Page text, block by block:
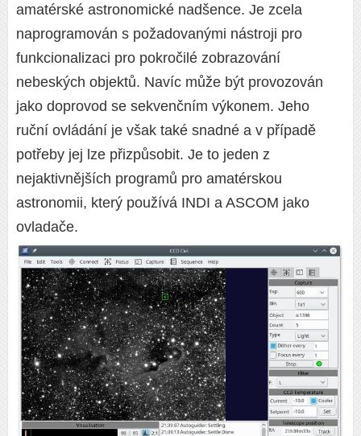
amatérské astronomické nadšence. Je zcela
naprogramován s požadovanými nástroji pro
funkcionalizaci pro pokročilé zobrazování
nebeských objektů. Navíc může být provozován
jako doprovod se sekvenčním výkonem. Jeho
ruční ovládání je však také snadné a v případě
potřeby jej lze přizpůsobit. Je to jeden z
nejaktivnějších programů pro amatérskou
astronomii, který používá INDI a ASCOM jako
ovladače.